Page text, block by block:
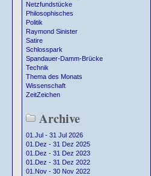
Netzfundstücke
Philosophisches
Politik
Raymond Sinister
Satire
Schlosspark
Spandauer-Damm-Brücke
Technik
Thema des Monats
Wissenschaft
ZeitZeichen
Archive
01.Jul - 31 Jul 2026
01.Dez - 31 Dez 2025
01.Dez - 31 Dez 2023
01.Dez - 31 Dez 2022
01.Nov - 30 Nov 2022